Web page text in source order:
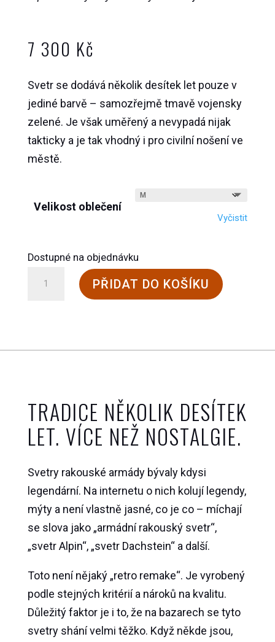
7 300 Kč
Svetr se dodává několik desítek let pouze v
jediné barvě – samozřejmě tmavě vojensky
zelené. Je však uměřený a nevypadá nijak
takticky a je tak vhodný i pro civilní nošení ve
městě.
Velikost oblečení
Vyčistit
Dostupné na objednávku
množství
PŘIDAT DO KOŠÍKU
TRADICE NĚKOLIK DESÍTEK
LET. VÍCE NEŽ NOSTALGIE.
Svetry rakouské armády bývaly kdysi
legendární. Na internetu o nich kolují legendy,
mýty a není vlastně jasné, co je co – míchají
se slova jako „armádní rakouský svetr“,
„svetr Alpin“, „svetr Dachstein“ a další.
Toto není nějaký „retro remake“. Je vyrobený
podle stejných kritérií a nároků na kvalitu.
Důležitý faktor je i to, že na bazarech se tyto
svetry shání velmi těžko. Když někde jsou,